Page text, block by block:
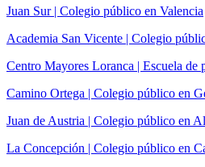
Juan Sur | Colegio público en Valencia
Academia San Vicente | Colegio
Centro Mayores Loranca | Escuela de
Camino Ortega | Colegio público en
Juan de Austria | Colegio público en
La Concepción | Colegio público en